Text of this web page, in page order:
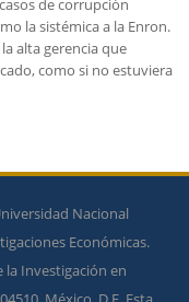
de corrupción
la sistémica a la Enron.
alta gerencia que
como si no estuviera
Nacional
Económicas.
la Investigación en